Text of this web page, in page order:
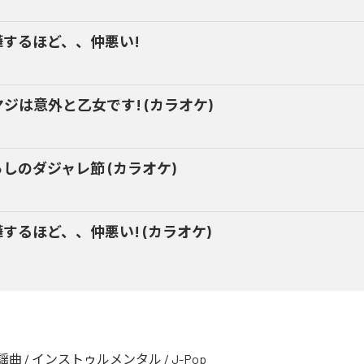
るほど、、仲悪い!
ジは意外と乙女です! (カラオケ)
のダジャレ節 (カラオケ)
るほど、、仲悪い! (カラオケ)
曲 / インストゥルメンタル / J-Pop